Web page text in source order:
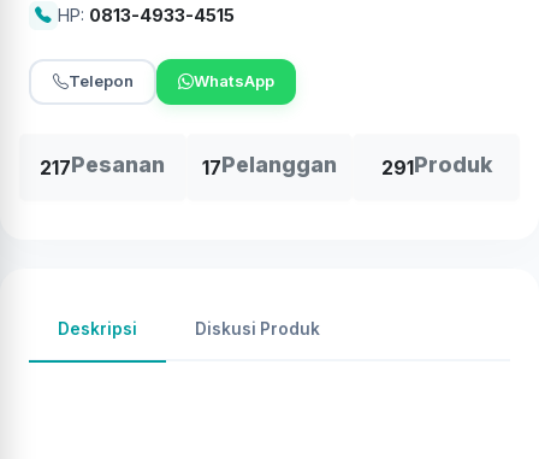
HP: 0813-4933-4515
Telepon WhatsApp
217Pesanan 17Pelanggan 291Produk
Deskripsi Diskusi Produk